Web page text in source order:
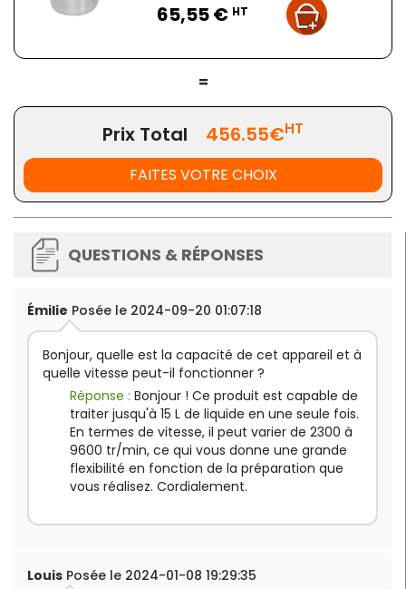
Plus d'informations :
Capacité marmite
Vitesse : 2300 à 9600 tr/min
Puissance
Dimensions :L 650 x P 94 mm
Poids :3,9 kg
65,55 € HT
=
Prix Total 456.55€HT
FAITES VOTRE CHOIX
QUESTIONS & RÉPONSES
Émilie Posée le 2024-09-20 01:07:18
Bonjour, quelle est la capacité de cet appareil et à
quelle vitesse peut-il fonctionner ?
Réponse : Bonjour ! Ce produit est capable de
traiter jusqu'à 15 L de liquide en une seule fois.
En termes de vitesse, il peut varier de 2300 à
9600 tr/min, ce qui vous donne une grande
flexibilité en fonction de la préparation que
vous réalisez. Cordialement.
Louis Posée le 2024-01-08 19:29:35